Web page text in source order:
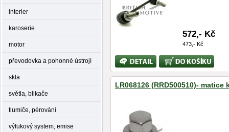
interier
karoserie
motor
převodovka a pohonné ústrojí
skla
světla, blikače
tlumiče, pérování
výfukový system, emise
572,- Kč
473,- Kč
Bližší
informace
Koupit
LR068126 (RRD500510)- matice